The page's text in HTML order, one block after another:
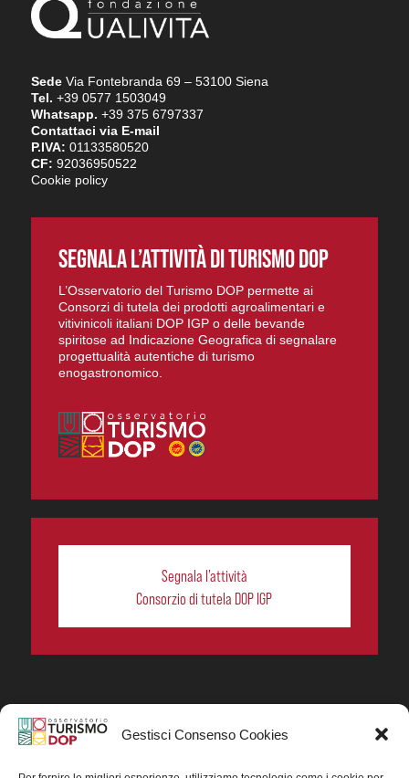
Gestisci Consenso Cookies
SedeVia Fontebranda 69 – 53100 Siena
Tel. +39 0577 1503049
Whatsapp. +39 375 6797337
Contattaci via E-mail
P.IVA: 01133580520
CF: 92036950522
Cookie policy
SEGNALA L’ATTIVITÀ DI TURISMO DOP
L’Osservatorio del Turismo DOP permette ai
Consorzi di tutela dei prodotti agroalimentari e
vitivinicoli italiani DOP IGP o delle bevande
spiritose ad Indicazione Geografica di segnalare
progettualità autentiche di turismo
enogastronomico.
Segnala l’attività
Consorzio di tutela DOP IGP
In collaborazione ORIGIN ITALIA.
del turismo enogastronomico dei prodotti DOP IGP